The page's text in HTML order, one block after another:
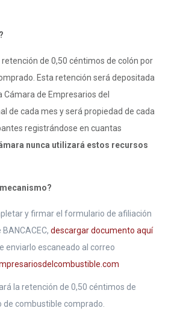
retención de 0,50 céntimos de colón por
Esta retención será depositada
Cámara de Empresarios del
de cada mes y será propiedad de cada
registrándose en cuantas
nunca utilizará estos recursos
y firmar el formulario de afiliación
descargar documento aquí
enviarlo escaneado al correo
la retención de 0,50 céntimos de
de combustible comprado.